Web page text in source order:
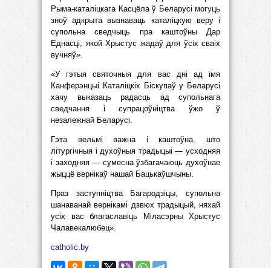
Рыма-каталіцкага Касцёла ў Беларусі могуць
зноў адкрыта вызнаваць каталіцкую веру і
супольна сведчыць пра каштоўны Дар
Еднасці, якой Хрыстус жадаў для ўсіх сваіх
вучняў».
«У гэтыя святочныя для вас дні ад імя
Канферэнцыі Каталіцкіх Біскупаў у Беларусі
хачу выказаць радасць ад супольнага
сведчання і супрацоўніцтва ўжо ў
незалежнай Беларусі.
Гэта вельмі важна і каштоўна, што
літургічныя і духоўныя традыцыі — усходняя
і заходняя — сумесна ўзбагачаюць духоўнае
жыццё вернікаў нашай Бацькаўшчыны.
Праз заступніцтва Багародзіцы, супольна
шанаванай вернікамі дзвюх традыцый, няхай
усіх вас благаславіць Міласэрны Хрыстус
Чалавекалюбец».
catholic.by